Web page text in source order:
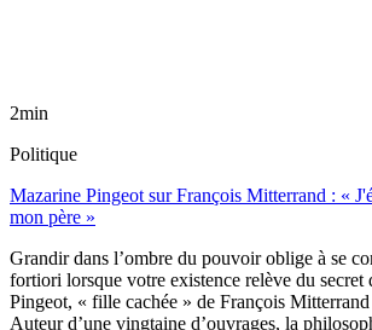
2min
Politique
Mazarine Pingeot sur François Mitterrand : «
mon père »
Grandir dans l’ombre du pouvoir oblige à se
fortiori lorsque votre existence relève du secret
Pingeot, « fille cachée » de François
Auteur d’une vingtaine d’ouvrages, la